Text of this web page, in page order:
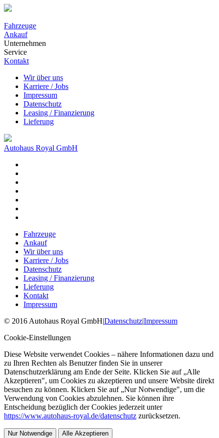
Fahrzeuge
Ankauf
Unternehmen
Service
Kontakt
Wir über uns
Karriere / Jobs
Impressum
Datenschutz
Leasing / Finanzierung
Lieferung
Autohaus Royal GmbH
Fahrzeuge
Ankauf
Wir über uns
Karriere / Jobs
Datenschutz
Leasing / Finanzierung
Lieferung
Kontakt
Impressum
© 2016 Autohaus Royal GmbH|Datenschutz|Impressum
Cookie-Einstellungen
Diese Website verwendet Cookies – nähere Informationen dazu und
zu Ihren Rechten als Benutzer finden Sie in unserer
Datenschutzerklärung am Ende der Seite. Klicken Sie auf „Alle
Akzeptieren", um Cookies zu akzeptieren und unsere Website direkt
besuchen zu können. Klicken Sie auf „Nur Notwendige", um die
Verwendung von Cookies abzulehnen. Sie können ihre
Entscheidung bezüglich der Cookies jederzeit unter
https://www.autohaus-royal.de/datenschutz zurücksetzen.
Nur Notwendige Alle Akzeptieren